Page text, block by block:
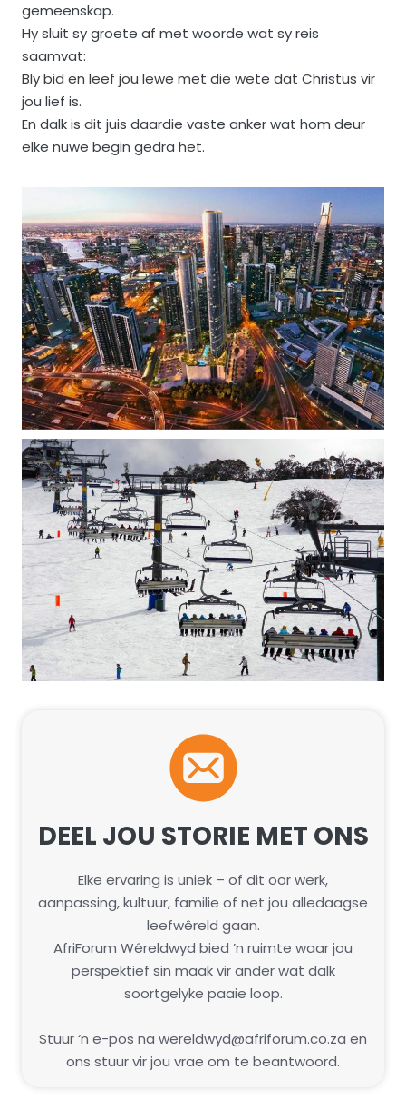
gemeenskap.
Hy sluit sy groete af met woorde wat sy reis
saamvat:
Bly bid en leef jou lewe met die wete dat Christus vir
jou lief is.
En dalk is dit juis daardie vaste anker wat hom deur
elke nuwe begin gedra het.
DEEL JOU STORIE MET ONS
Elke ervaring is uniek – of dit oor werk,
aanpassing, kultuur, familie of net jou alledaagse
leefwêreld gaan.
AfriForum Wêreldwyd bied ’n ruimte waar jou
perspektief sin maak vir ander wat dalk
soortgelyke paaie loop.
Stuur ‘n e-pos na wereldwyd@afriforum.co.za en
ons stuur vir jou vrae om te beantwoord.